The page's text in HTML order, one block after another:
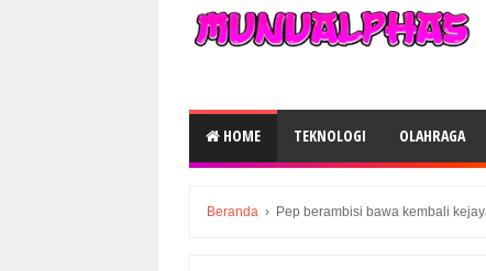
HOME TEKNOLOGI OLAHRAGA
Beranda › Pep berambisi bawa kembali